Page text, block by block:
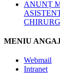
ANUNȚ
MENIU
Webmail
Intranet